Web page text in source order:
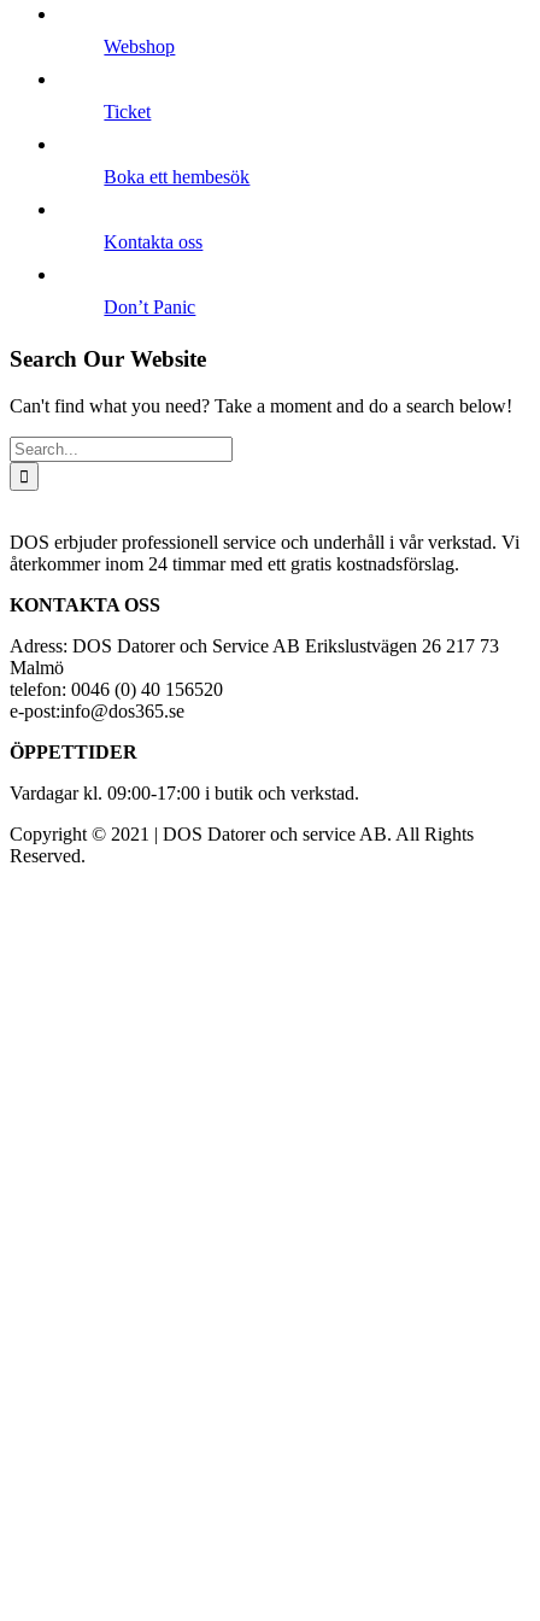
Webshop
Ticket
Boka ett hembesök
Kontakta oss
Don’t Panic
Search Our Website
Can't find what you need? Take a moment and do a search below!
Search
for:
DOS erbjuder professionell service och underhåll i vår verkstad. Vi
återkommer inom 24 timmar med ett gratis kostnadsförslag.
KONTAKTA OSS
Adress: DOS Datorer och Service AB Erikslustvägen 26 217 73
Malmö
telefon: 0046 (0) 40 156520
e-post:info@dos365.se
ÖPPETTIDER
Vardagar kl. 09:00-17:00 i butik och verkstad.
Copyright © 2021 | DOS Datorer och service AB. All Rights
Reserved.